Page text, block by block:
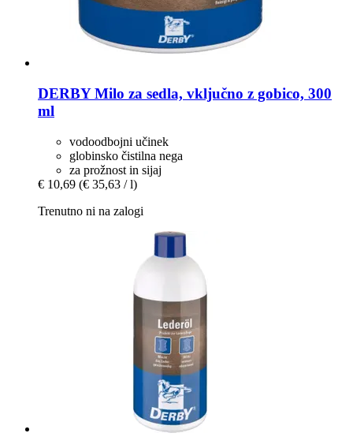
DERBYMilo za sedla, vključno z gobico, 300
ml
vodoodbojni učinek
globinsko čistilna nega
za prožnost in sijaj
€ 10,69 (€ 35,63 / l)
Trenutno ni na zalogi